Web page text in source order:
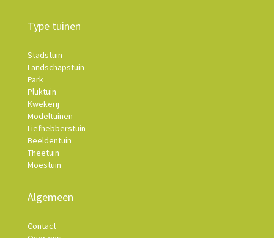
Type tuinen
Stadstuin
Landschapstuin
Park
Pluktuin
Kwekerij
Modeltuinen
Liefhebberstuin
Beeldentuin
Theetuin
Moestuin
Algemeen
Contact